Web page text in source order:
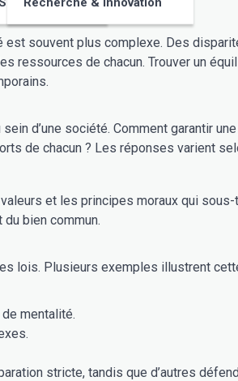
la loi représente un idéal central de la justice. Cependant, la réalité
et équité, en tenant compte des spécificités
l’initiative individuelle ?
de chacun ? Les réponses varient
et les principes moraux qui sous-tendent les normes
bien commun.
lois. Plusieurs exemples illustrent
mentalité.
stricte, tandis que d’autres